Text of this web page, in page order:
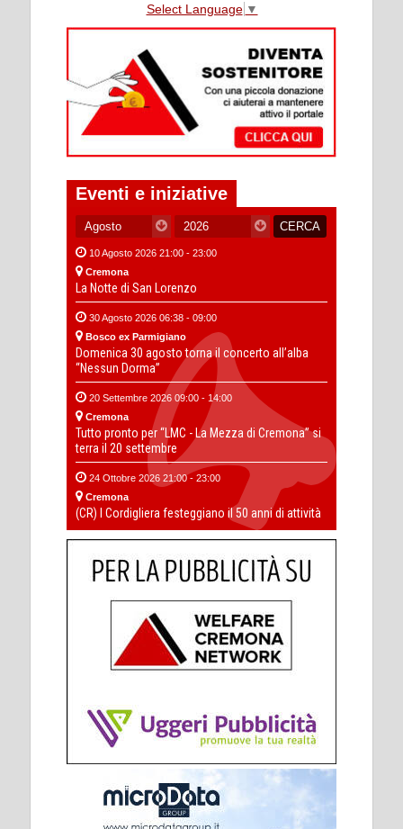
Select Language ▼
Eventi e iniziative
10 Agosto 2026 21:00 - 23:00
Cremona
La Notte di San Lorenzo
30 Agosto 2026 06:38 - 09:00
Bosco ex Parmigiano
Domenica 30 agosto torna il concerto all’alba
“Nessun Dorma”
20 Settembre 2026 09:00 - 14:00
Cremona
Tutto pronto per “LMC - La Mezza di Cremona” si
terra il 20 settembre
24 Ottobre 2026 21:00 - 23:00
Cremona
(CR) I Cordigliera festeggiano il 50 anni di attività